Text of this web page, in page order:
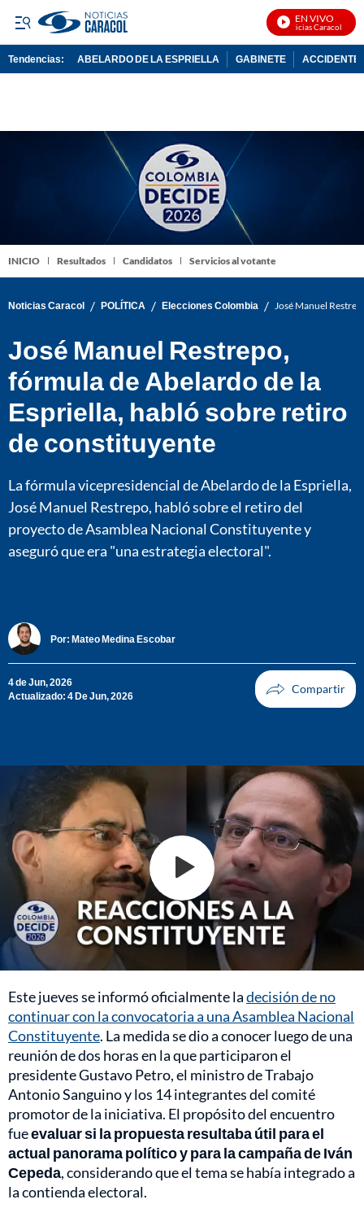
EN VIVO
Noticias Caracol En
Tendencias: ABELARDO DE LA ESPRIELLA GABINETE ACCIDENTE
INICIO Resultados Candidatos Servicios al votante
Noticias Caracol / POLÍTICA / Elecciones Colombia / José Manuel
José Manuel Restrepo,
fórmula de Abelardo de la
Espriella, habló sobre retiro
de constituyente
La fórmula vicepresidencial de Abelardo de la Espriella,
José Manuel Restrepo, habló sobre el retiro del
proyecto de Asamblea Nacional Constituyente y
aseguró que era "una estrategia electoral".
Por: Mateo Medina Escobar
4 de Jun, 2026
Actualizado: 4 De Jun, 2026
Este jueves se informó oficialmente ladecisión de no
continuar con la convocatoria a una Asamblea Nacional
Constituyente. La medida se dio a conocer luego de una
reunión de dos horas en la que participaron el
presidente Gustavo Petro, el ministro de Trabajo
Antonio Sanguino y los 14 integrantes del comité
promotor de la iniciativa. El propósito del encuentro
fueevaluar si la propuesta resultaba útil para el
actual panorama político y para la campaña de Iván
Cepeda, considerando que el tema se había integrado a
la contienda electoral.